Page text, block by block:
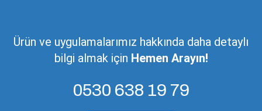
Ürün ve uygulamalarımız hakkında daha detaylı
bilgi almak için Hemen Arayın!
0530 638 19 79